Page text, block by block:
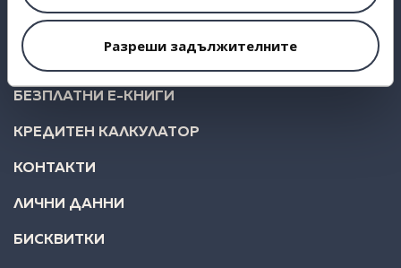
Разреши задължителните
БИЗНЕС
KLEAR BUDGET
БЕЗПЛАТНИ Е-КНИГИ
КРЕДИТЕН КАЛКУЛАТОР
КОНТАКТИ
ЛИЧНИ ДАННИ
БИСКВИТКИ